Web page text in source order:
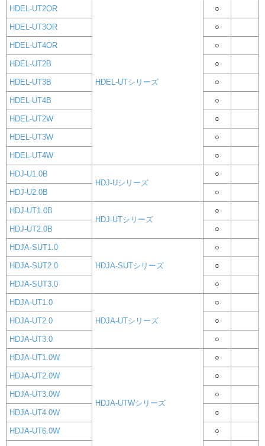
HDEL-UT2OR
HDEL-UTシリーズ
○
HDEL-UT3OR ○
HDEL-UT4OR ○
HDEL-UT2B ○
HDEL-UT3B ○
HDEL-UT4B ○
HDEL-UT2W ○
HDEL-UT3W ○
HDEL-UT4W ○
HDJ-U1.0B
HDJ-Uシリーズ
○
HDJ-U2.0B ○
HDJ-UT1.0B
HDJ-UTシリーズ
○
HDJ-UT2.0B ○
HDJA-SUT1.0
HDJA-SUTシリーズ
○
HDJA-SUT2.0 ○
HDJA-SUT3.0 ○
HDJA-UT1.0
HDJA-UTシリーズ
○
HDJA-UT2.0 ○
HDJA-UT3.0 ○
HDJA-UT1.0W
HDJA-UTWシリーズ
○
HDJA-UT2.0W ○
HDJA-UT3.0W ○
HDJA-UT4.0W ○
HDJA-UT6.0W ○